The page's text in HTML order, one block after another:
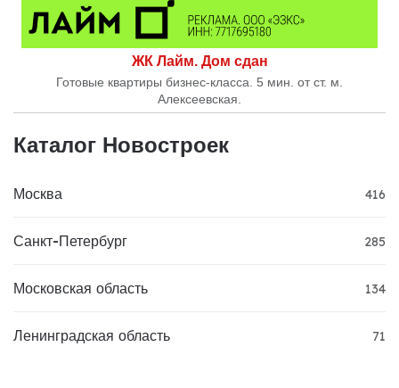
ЖК Лайм. Дом сдан
Готовые квартиры бизнес-класса. 5 мин. от ст. м.
Алексеевская.
Каталог Новостроек
Москва 416
Санкт-Петербург 285
Московская область 134
Ленинградская область 71